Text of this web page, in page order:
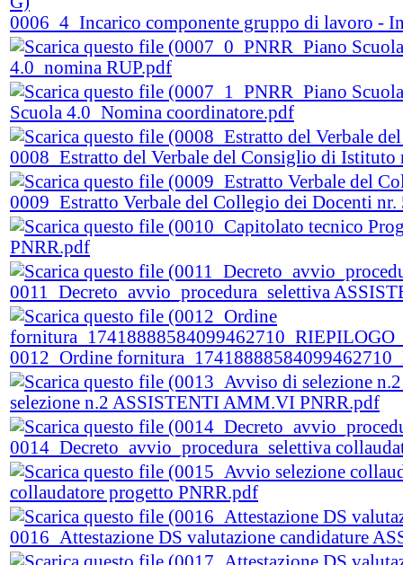
0006_4_Incarico componente gruppo di lavoro -
4.0_nomina RUP.pdf
Scuola 4.0_Nomina coordinatore.pdf
0008_Estratto del Verbale del Consiglio di
0009_Estratto Verbale del Collegio dei Docenti
PNRR.pdf
0011_Decreto_avvio_procedura_selettiva
0012_Ordine
selezione n.2 ASSISTENTI AMM.VI PNRR.pdf
0014_Decreto_avvio_procedura_selettiva
collaudatore progetto PNRR.pdf
0016_Attestazione DS valutazione candidature